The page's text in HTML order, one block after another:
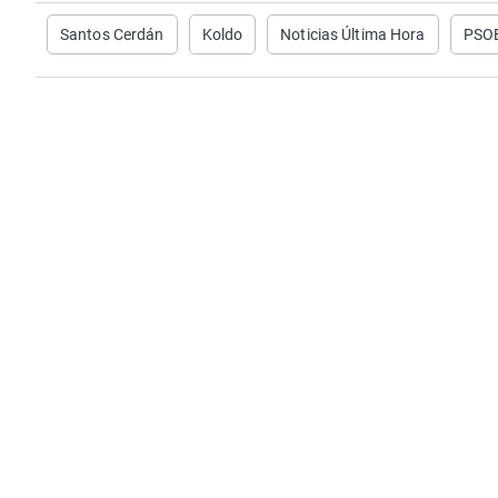
Santos Cerdán Koldo Noticias Última Hora